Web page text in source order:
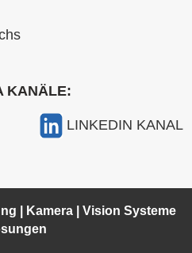
KANÄLE:
LINKEDIN KANAL
Kamera |Vision Systeme